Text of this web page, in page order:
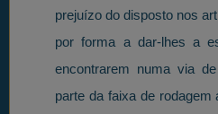
prejuízo do disposto nos
por forma a dar-lhes a
encontrarem numa via
parte da faixa de rodagem